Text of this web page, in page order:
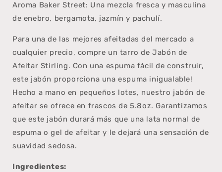
Baker
Street
Baker
Street
Aroma Baker Street: Una mezcla fresca y masculina
de enebro, bergamota, jazmín y pachulí.
Para una de las mejores afeitadas del mercado a
cualquier precio, compre un tarro de Jabón de
Afeitar Stirling. Con una espuma fácil de construir,
este jabón proporciona una espuma inigualable!
Hecho a mano en pequeños lotes, nuestro jabón de
afeitar se ofrece en frascos de 5.8oz. Garantizamos
que este jabón durará más que una lata normal de
espuma o gel de afeitar y le dejará una sensación de
suavidad sedosa.
Ingredientes: